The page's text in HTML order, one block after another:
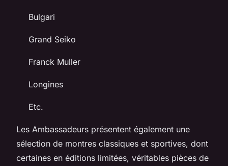
Bulgari
Grand Seiko
Franck Muller
Longines
Etc.
Les Ambassadeurs présentent également une
sélection de montres classiques et sportives, dont
certaines en éditions limitées, véritables pièces de